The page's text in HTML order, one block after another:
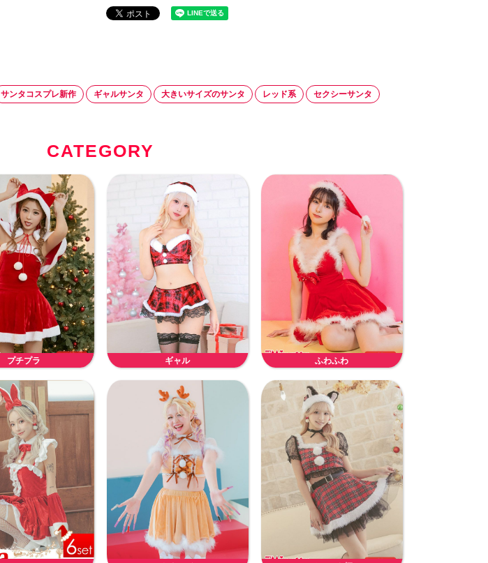
サンタコスプレ新作 ギャルサンタ 大きいサイズのサンタ レッド系 セクシーサンタ
CATEGORY
プチプラ ギャル ふわふわ